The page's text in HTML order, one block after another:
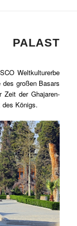
Weltkulturerbe
großen Basars
der Ghajaren-
des Königs.